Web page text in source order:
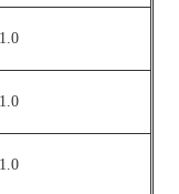
1.0
1.0
1.0